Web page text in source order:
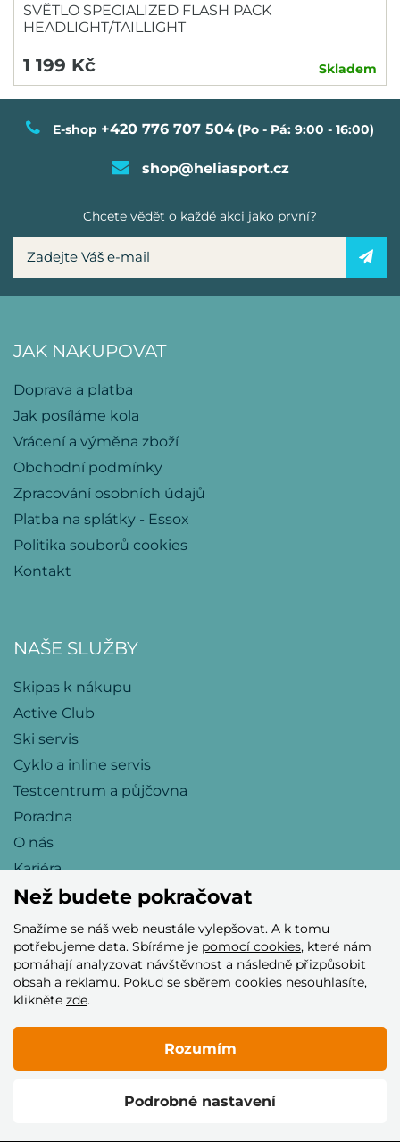
SVĚTLO SPECIALIZED FLASH PACK
HEADLIGHT/TAILLIGHT
1 199 Kč Skladem
E-shop +420 776 707 504 (Po - Pá: 9:00 - 16:00)
shop@heliasport.cz
Chcete vědět o každé akci jako první?
JAK NAKUPOVAT
Doprava a platba
Jak posíláme kola
Vrácení a výměna zboží
Obchodní podmínky
Zpracování osobních údajů
Platba na splátky - Essox
Politika souborů cookies
Kontakt
NAŠE SLUŽBY
Skipas k nákupu
Active Club
Ski servis
Cyklo a inline servis
Testcentrum a půjčovna
Poradna
O nás
Kariéra
Přijímáme tyto platební karty
© 2005–2026 Helia Trade s.r.o.
Než budete pokračovat
Snažíme se náš web neustále vylepšovat. A k tomu
potřebujeme data. Sbíráme je pomocí cookies, které nám
pomáhají analyzovat návštěvnost a následně přizpůsobit
obsah a reklamu. Pokud se sběrem cookies nesouhlasíte,
klikněte zde.
Podrobné nastavení
Rozumím